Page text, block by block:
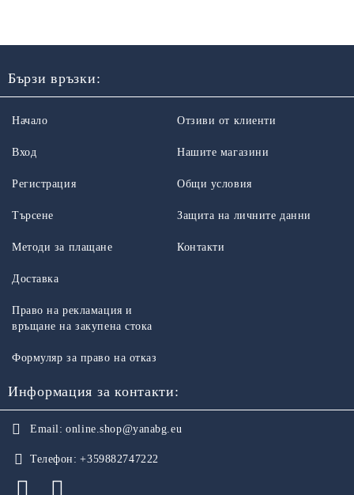
Бързи връзки:
Начало
Вход
Регистрация
Търсене
Отзиви от клиенти
Нашите магазини
Общи условия
Защита на личните данни
Методи за плащане
Доставка
Право на рекламация и
връщане на закупена стока
Формуляр за право на отказ
Контакти
Информация за контакти:
Email: online.shop@yanabg.eu
Телефон: +359882747222